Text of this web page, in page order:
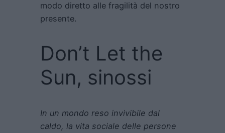
modo diretto alle fragilità del nostro
presente.
Don’t Let the
Sun, sinossi
In un mondo reso invivibile dal
caldo, la vita sociale delle persone